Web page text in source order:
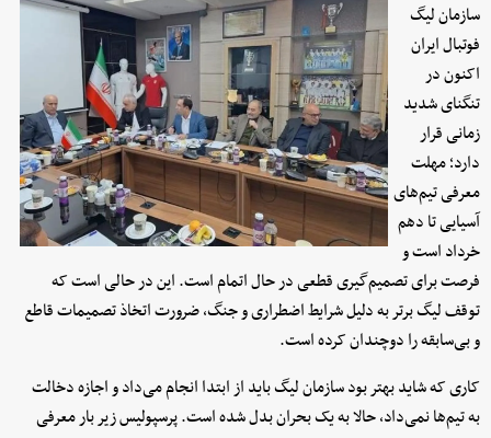
سازمان لیگ
فوتبال ایران
اکنون در
تنگنای شدید
زمانی قرار
دارد؛ مهلت
معرفی تیم‌های
آسیایی تا دهم
خرداد است و
فرصت برای تصمیم‌گیری قطعی در حال اتمام است. این در حالی است که
توقف لیگ برتر به دلیل شرایط اضطراری و جنگ، ضرورت اتخاذ تصمیمات قاطع
و بی‌سابقه را دوچندان کرده است.
کاری که شاید بهتر بود سازمان لیگ باید از ابتدا انجام می‌داد و اجازه دخالت
به تیم‌ها نمی‌داد، حالا به یک بحران بدل شده است. پرسپولیس زیر بار معرفی